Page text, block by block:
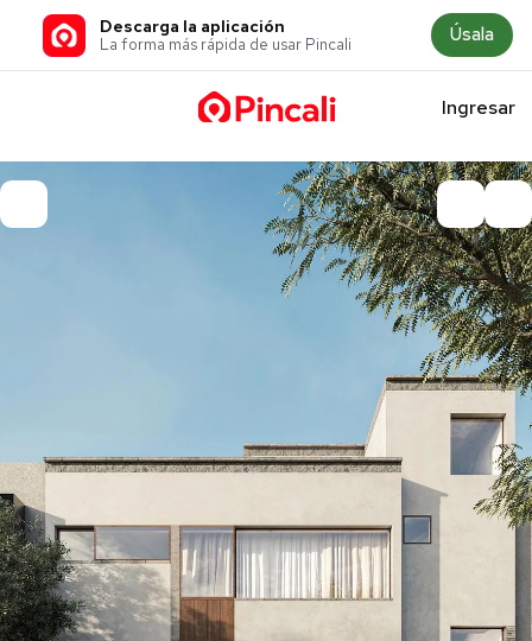
Descarga la aplicación
La forma más rápida de usar Pincali Úsala
Ingresar